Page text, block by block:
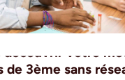
découvrir votre
de 3ème sans